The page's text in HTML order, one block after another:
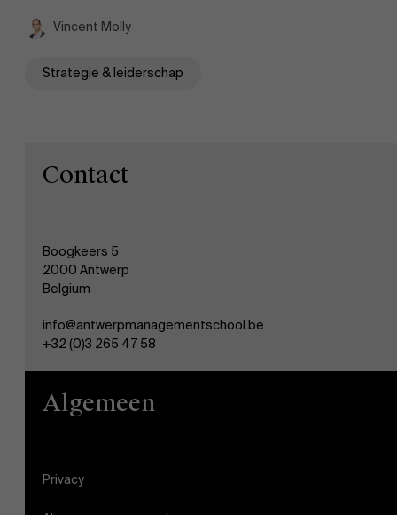
Vincent Molly
Strategie & leiderschap
Contact
Boogkeers 5
2000 Antwerp
Belgium
info@antwerpmanagementschool.be
+32 (0)3 265 47 58
Algemeen
Privacy